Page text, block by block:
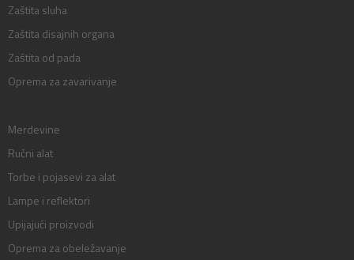
Zaštita sluha
Zaštita disajnih organa
Zaštita od pada
Oprema za zavarivanje
Merdevine
Ručni alat
Torbe i pojasevi za alat
Lampe i reflektori
Upijajući proizvodi
Oprema za obeležavanje